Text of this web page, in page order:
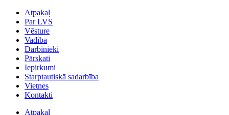
Atpakaļ
Par LVS
Vēsture
Vadība
Darbinieki
Pārskati
Iepirkumi
Starptautiskā sadarbība
Vietnes
Kontakti
Atpakaļ